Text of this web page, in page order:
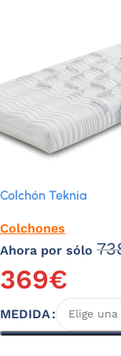
Colchón Teknia
Colchones
Ahora por sólo
369€
MEDIDA